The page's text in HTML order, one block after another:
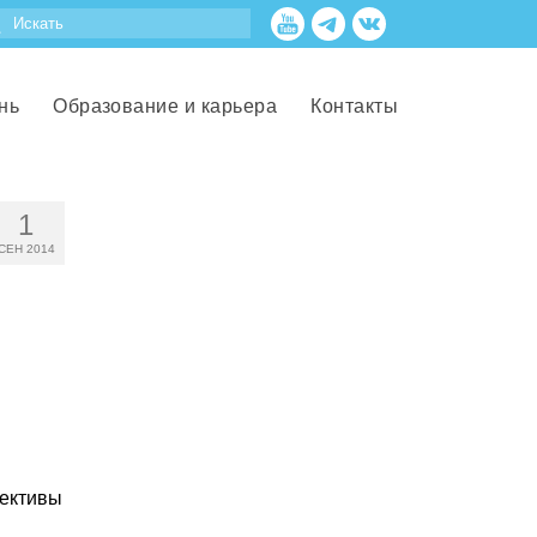
Образование и карьера Контакты
1
2014